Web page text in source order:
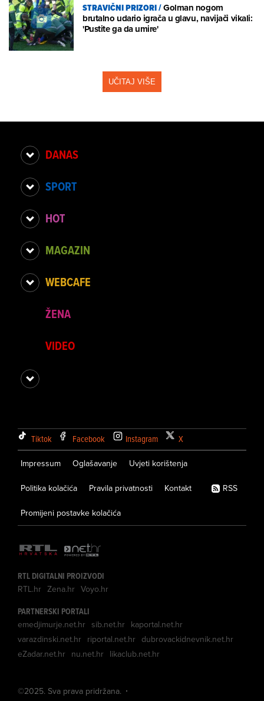
STRAVIČNI PRIZORI/Golman nogom
brutalno udario igrača u glavu, navijači vikali:
'Pustite ga da umire'
UČITAJ VIŠE
DANAS
SPORT
HOT
MAGAZIN
WEBCAFE
ŽENA
VIDEO
Tiktok Facebook Instagram X
Impressum Oglašavanje Uvjeti korištenja
Politika kolačića Pravila privatnosti Kontakt
Promijeni postavke kolačića
RSS
RTL DIGITALNI PROIZVODI
RTL.hr Zena.hr Voyo.hr
PARTNERSKI PORTALI
emedjimurje.net.hr sib.net.hr kaportal.net.hr
varazdinski.net.hr riportal.net.hr dubrovackidnevnik.net.hr
eZadar.net.hr nu.net.hr likaclub.net.hr
©2025. Sva prava pridržana.